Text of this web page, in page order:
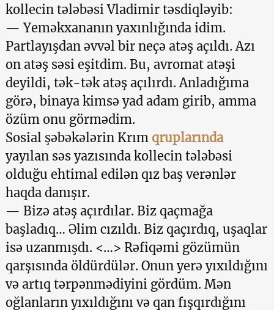
kollecin tələbəsi Vladimir təsdiqləyib:
— Yeməkxananın yaxınlığında idim.
Partlayışdan əvvəl bir neçə atəş açıldı. Azı
on atəş səsi eşitdim. Bu, avromat atəşi
deyildi, tək-tək atəş açılırdı. Anladığıma
görə, binaya kimsə yad adam girib, amma
özüm onu görmədim.
Sosial şəbəkələrin Krım qruplarında
yayılan səs yazısında kollecin tələbəsi
olduğu ehtimal edilən qız baş verənlər
haqda danışır.
— Bizə atəş açırdılar. Biz qaçmağa
başladıq… Əlim cızıldı. Biz qaçırdıq, uşaqlar
isə uzanmışdı. <…> Rəfiqəmi gözümün
qarşısında öldürdülər. Onun yerə yıxıldığını
və artıq tərpənmədiyini gördüm. Mən
oğlanların yıxıldığını və qan fışqırdığını